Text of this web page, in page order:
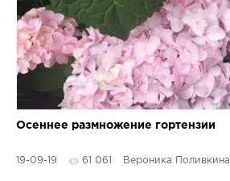
Осеннее размножение гортензии
19-09-19 61 061 Вероника Поливкина